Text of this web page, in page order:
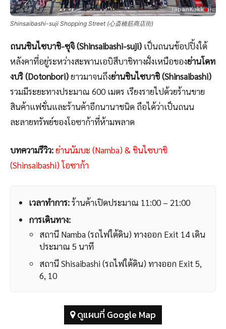
Shinsaibashi-suji Shopping Street (心斎橋筋商店街)
ถนนชินไซบาชิ-ซุจิ (Shinsaibashi-suji) เป็นถนนช้อปปิ้งใต้
หลังคาที่อยู่ระหว่างสะพานเอบิสึบาชิทางฝั่งเหนือของย่านโดท
งบริ (Dotonbori)ยาวมาจนถึงย่านชินไซบาชิ (Shinsaibashi)
รวมมีระยะทางประมาณ 600 เมตร เรียงรายไปด้วยร้านขาย
สินค้าแฟชั่นและร้านค้าอีกนานาชนิด ถือได้ว่าเป็นถนน
ละลายทรัพย์ของโอซาก้าที่ห้ามพลาด
บทความรีวิว:ย่านนัมบะ (Namba) & ชินไซบาชิ
(Shinsaibashi) โอซาก้า
เวลาทำการ:ร้านค้าเปิดประมาณ 11:00 – 21:00
การเดินทาง:
สถานี Namba (รถไฟใต้ดิน) ทางออก Exit 14 เดิน
ประมาณ 5 นาที
สถานี Shisaibashi (รถไฟใต้ดิน) ทางออก Exit 5,
6, 10
ดูแผนที่ Google Map